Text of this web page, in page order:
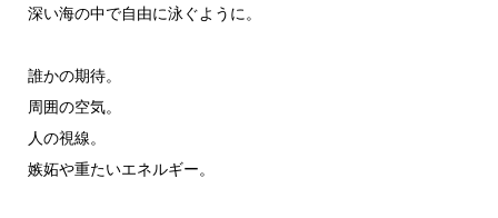
深い海の中で自由に泳ぐように。
誰かの期待。
周囲の空気。
人の視線。
嫉妬や重たいエネルギー。